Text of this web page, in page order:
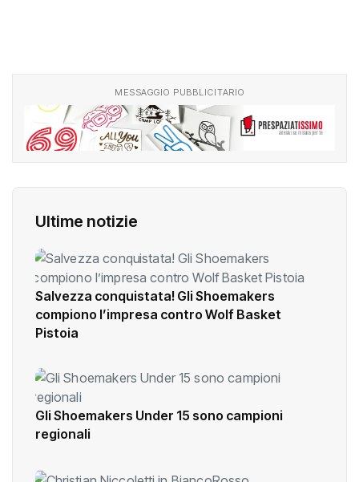
MESSAGGIO PUBBLICITARIO
Ultime notizie
Salvezza conquistata! Gli Shoemakers
compiono l’impresa contro Wolf Basket
Pistoia
Gli Shoemakers Under 15 sono campioni
regionali